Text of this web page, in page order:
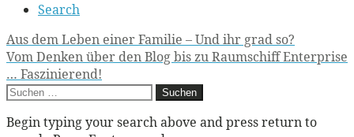
Search
Post
navigation
Aus dem Leben einer Familie – Und ihr grad so?
Vom Denken über den Blog bis zu Raumschiff Enterprise
… Faszinierend!
Suchen
Begin typing your search above and press return to